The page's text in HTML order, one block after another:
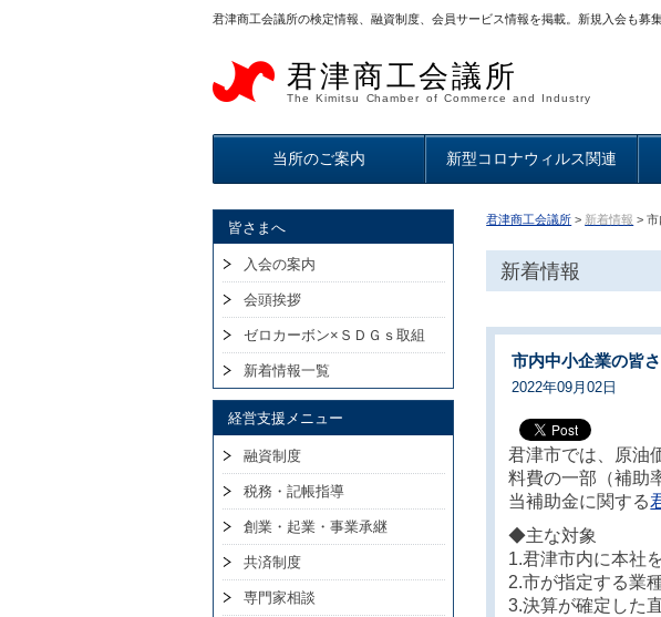
君津商工会議所の検定情報、融資制度、会員サービス情報を掲載。新規入会も募集
君津商工会議所
The Kimitsu Chamber of Commerce and Industry
当所のご案内 新型コロナウィルス関連
君津商工会議所 > 新着情報 >
新着情報
市内中小企業の皆
2022年09月02日
君津市では、原油
料費の一部（補助
当補助金に関する
◆主な対象
1.君津市内に本社
2.市が指定する業
3.決算が確定した
皆さまへ
入会の案内
会頭挨拶
ゼロカーボン×ＳＤＧｓ取組
新着情報一覧
経営支援メニュー
融資制度
税務・記帳指導
創業・起業・事業承継
共済制度
専門家相談